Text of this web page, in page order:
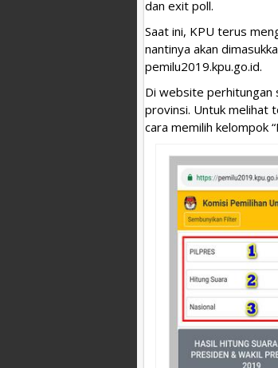
dan exit poll.
Saat ini, KPU terus
nantinya akan
pemilu2019.kpu.go.id.
Di website perhitungan
provinsi. Untuk melihat
cara memilih kelompok